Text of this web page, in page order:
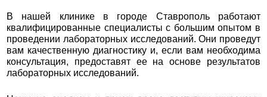
В нашей клинике в городе Ставрополь работают
квалифицированные специалисты с большим опытом в
проведении лабораторных исследований. Они проведут
вам качественную диагностику и, если вам необходима
консультация, предоставят ее на основе результатов
лабораторных исследований.